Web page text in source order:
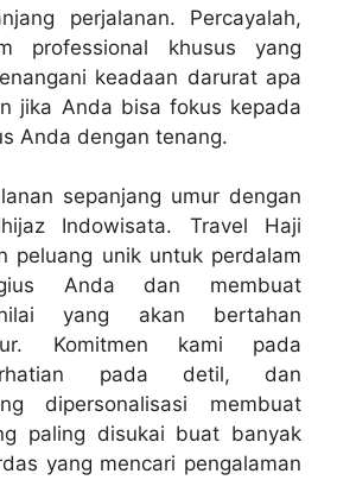
perjalanan. Percayalah,
professional khusus yang
keadaan darurat apa
jika Anda bisa fokus kepada
Anda dengan tenang.
sepanjang umur dengan
Indowisata. Travel Haji
peluang unik untuk perdalam
Anda dan membuat
yang akan bertahan
Komitmen kami pada
pada detil, dan
dipersonalisasi membuat
paling disukai buat banyak
yang mencari pengalaman